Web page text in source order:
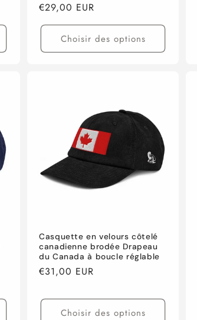
Prix
habituel
€29,00 EUR
Choisir des options
Casquette en velours côtelé
canadienne brodée Drapeau
du Canada à boucle réglable
Prix
€31,00 EUR
Choisir des options